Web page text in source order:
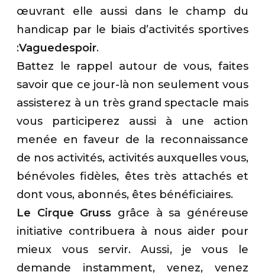
œuvrant elle aussi dans le champ du
handicap par le biais d’activités sportives
:Vaguedespoir.
Battez le rappel autour de vous, faites
savoir que ce jour-là non seulement vous
assisterez à un très grand spectacle mais
vous participerez aussi à une action
menée en faveur de la reconnaissance
de nos activités, activités auxquelles vous,
bénévoles fidèles, êtes très attachés et
dont vous, abonnés, êtes bénéficiaires.
Le Cirque Gruss grâce à sa généreuse
initiative contribuera à nous aider pour
mieux vous servir. Aussi, je vous le
demande instamment, venez, venez